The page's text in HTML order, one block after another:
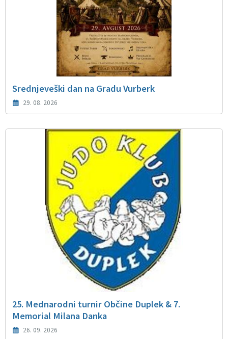
Srednjeveški dan na Gradu Vurberk
29. 08. 2026
25. Mednarodni turnir Občine Duplek & 7.
Memorial Milana Danka
26. 09. 2026